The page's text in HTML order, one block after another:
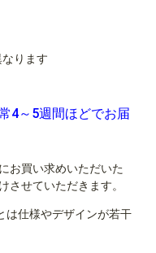
ります
4～5週間ほどでお届
お買い求めいただいた
させていただきます。
は仕様やデザインが若干